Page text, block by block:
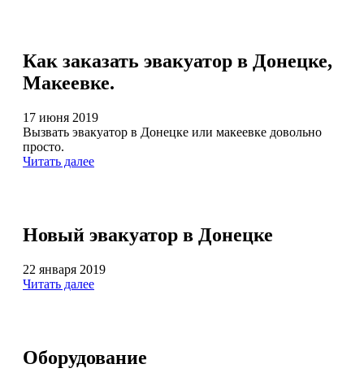
Как заказать эвакуатор в Донецке,
Макеевке.
17 июня 2019
Вызвать эвакуатор в Донецке или макеевке довольно
просто.
Читать далее
Новый эвакуатор в Донецке
22 января 2019
Читать далее
Оборудование